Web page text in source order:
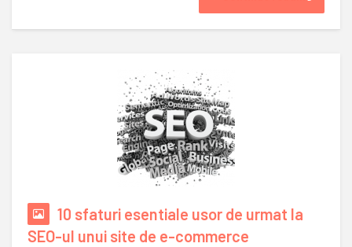
10 sfaturi esentiale usor de urmat la
SEO-ul unui site de e-commerce